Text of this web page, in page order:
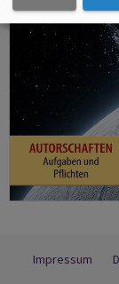
Impressum